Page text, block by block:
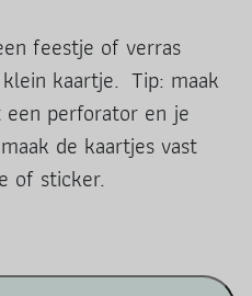
feestje of verras
kaartje. Tip: maak
perforator en je
de kaartjes vast
of sticker.